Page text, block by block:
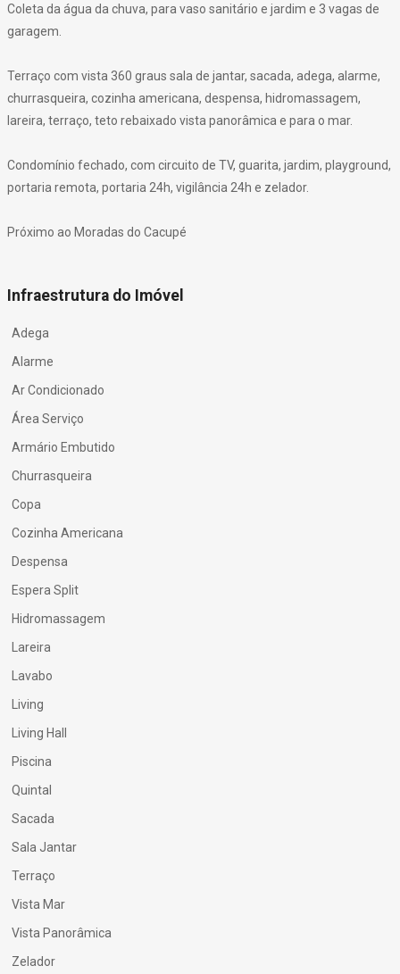
Coleta da água da chuva, para vaso sanitário e jardim e 3 vagas de
garagem.
Terraço com vista 360 graus sala de jantar, sacada, adega, alarme,
churrasqueira, cozinha americana, despensa, hidromassagem,
lareira, terraço, teto rebaixado vista panorâmica e para o mar.
Condomínio fechado, com circuito de TV, guarita, jardim, playground,
portaria remota, portaria 24h, vigilância 24h e zelador.
Próximo ao Moradas do Cacupé
Infraestrutura do Imóvel
Adega
Alarme
Ar Condicionado
Área Serviço
Armário Embutido
Churrasqueira
Copa
Cozinha Americana
Despensa
Espera Split
Hidromassagem
Lareira
Lavabo
Living
Living Hall
Piscina
Quintal
Sacada
Sala Jantar
Terraço
Vista Mar
Vista Panorâmica
Zelador